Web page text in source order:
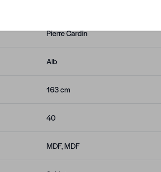
Pierre Cardin
Alb
163 cm
40
MDF, MDF